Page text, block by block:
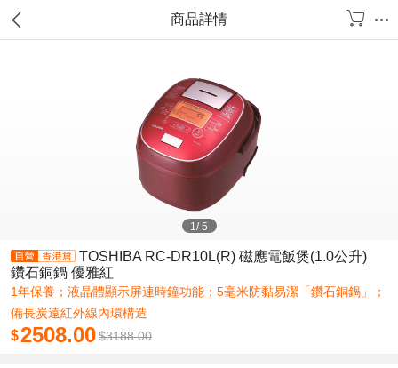
商品詳情
1/5
TOSHIBA RC-DR10L(R) 磁應電飯煲(1.0公升)
鑽石銅鍋 優雅紅
1年保養；液晶體顯示屏連時鐘功能；5毫米防黏易潔「鑽石銅鍋」；
備長炭遠紅外線內環構造
$2508.00$3188.00